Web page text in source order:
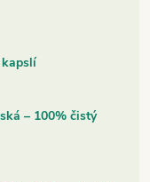
kapslí
– 100% čistý